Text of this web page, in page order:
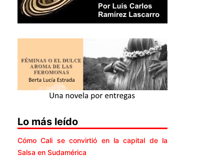
Lo más leído
Cómo Cali se convirtió en la capital de la
Salsa en Sudamérica